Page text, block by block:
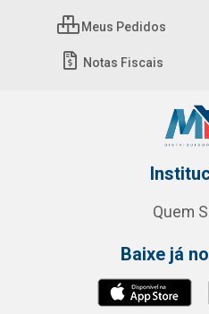
Meus Pedidos
Notas Fiscais
Quem
Baixe já